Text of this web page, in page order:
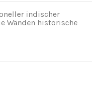
indischer
Wänden historische